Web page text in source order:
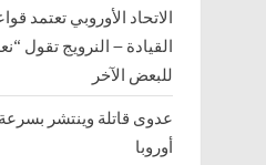
الاتحاد الأوروبي تعتمد
القيادة – النرويج تقول
للبعض الآخر
عدوى قاتلة وينتشر
أوروبا